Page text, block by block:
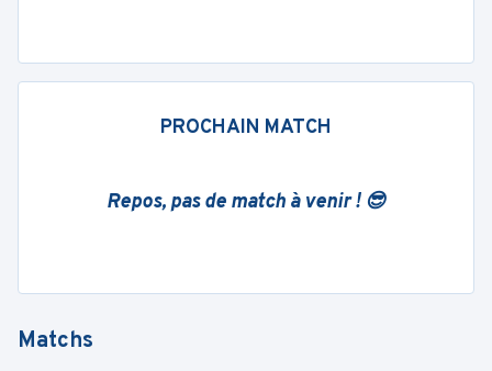
PROCHAIN MATCH
Repos, pas de match à venir ! 😎
Matchs